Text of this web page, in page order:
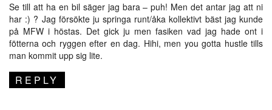
Se till att ha en bil säger jag bara – puh! Men det antar jag att ni
har :) ? Jag försökte ju springa runt/åka kollektivt bäst jag kunde
på MFW i höstas. Det gick ju men fasiken vad jag hade ont i
fötterna och ryggen efter en dag. Hihi, men you gotta hustle tills
man kommit upp sig lite.
REPLY